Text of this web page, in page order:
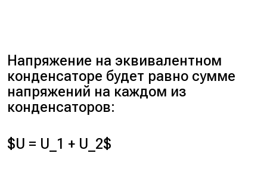
Напряжение на эквивалентном
конденсаторе будет равно сумме
напряжений на каждом из
конденсаторов:
$U = U_1 + U_2$